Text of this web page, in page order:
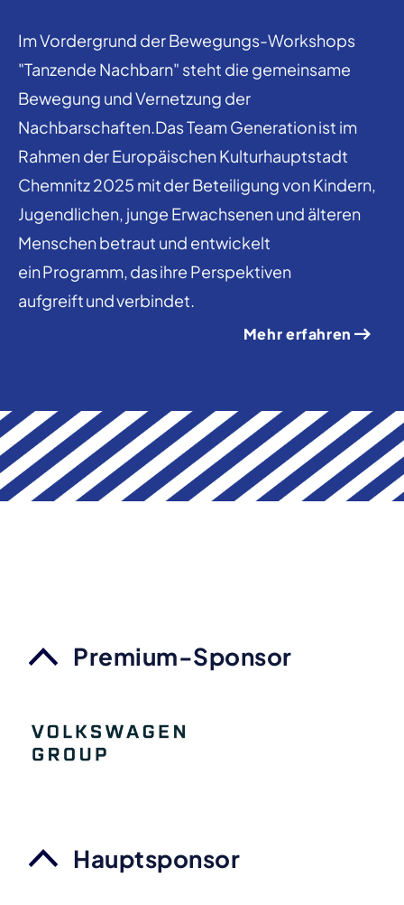
Im Vordergrund der Bewegungs-Workshops
"Tanzende Nachbarn" steht die gemeinsame
Bewegung und Vernetzung der
Nachbarschaften.Das Team Generation ist im
Rahmen der Europäischen Kulturhauptstadt
Chemnitz 2025 mit der Beteiligung von Kindern,
Jugendlichen, junge Erwachsenen und älteren
Menschen betraut und entwickelt
ein Programm, das ihre Perspektiven
aufgreift und verbindet.
Mehr erfahren
Premium-Sponsor
Hauptsponsor